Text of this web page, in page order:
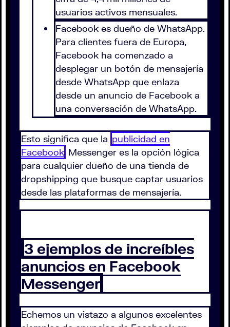
usuarios activos mensuales.
Facebook es dueño de WhatsApp.
Para clientes fuera de Europa,
Facebook ha comenzado a
desplegar un botón de mensajería
desde WhatsApp que enlaza
desde un anuncio de Facebook a
una conversación de WhatsApp.
Esto significa que la publicidad en
Facebook Messenger es la opción lógica
para cualquier dueño de una tienda de
dropshipping que busque captar usuarios
desde las plataformas de mensajería.
3 ejemplos de increíbles
anuncios en Facebook
Messenger
Echemos un vistazo a algunos excelentes